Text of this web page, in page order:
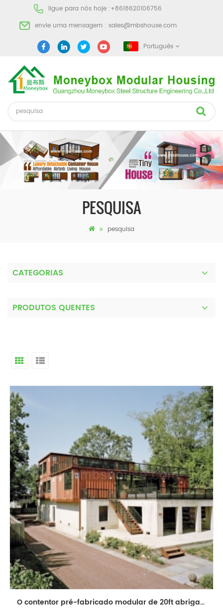
ligue para nós hoje :+8618620106756
envie uma mensagem : sales@mbshouse.com
Português
PESQUISA
pesquisa
CATEGORIAS
PRODUTOS QUENTES
O contentor pré-fabricado modular de 20ft abriga a casa luxuosa da casa de campo